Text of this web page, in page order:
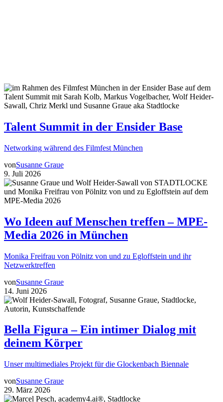
Talent Summit in der Ensider Base
Networking während des Filmfest München
vonSusanne Graue
9. Juli 2026
Wo Ideen auf Menschen treffen – MPE-
Media 2026 in München
Monika Freifrau von Pölnitz von und zu Egloffstein und ihr
Netzwerktreffen
vonSusanne Graue
14. Juni 2026
Bella Figura – Ein intimer Dialog mit
deinem Körper
Unser multimediales Projekt für die Glockenbach Biennale
vonSusanne Graue
29. März 2026